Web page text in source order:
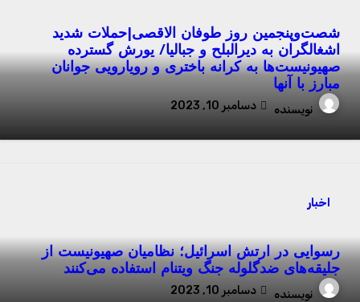
شصت‌وپنجمین روز طوفان الاقصی|حملات شدید
اشغالگران به دیرالبلح و جبالیا/ یورش گسترده
صهیونیست‌ها به کرانه باختری و رویارویی جوانان
مبارز با آنها
نویسنده دسامبر 10, 2023
اخبار
رسوایی در ارتش اسرائیل؛ نظامیان صهیونیست از
جلیقه‌های ضدگلوله جنگ ویتنام استفاده می‌‌کنند
نویسنده دسامبر 10, 2023